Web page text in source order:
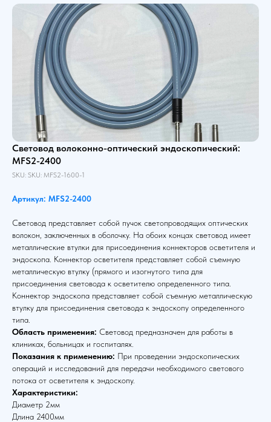
Световод волоконно-оптический эндоскопический:
MFS2-2400
SKU: SKU: MFS2-1600-1
Артикул: MFS2-2400
Световод представляет собой пучок светопроводящих оптических
волокон, заключенных в оболочку. На обоих концах световод имеет
металлические втулки для присоединения коннекторов осветителя и
эндоскопа. Коннектор осветителя представляет собой съемную
металлическую втулку (прямого и изогнутого типа для
присоединения световода к осветителю определенного типа.
Коннектор эндоскопа представляет собой съемную металлическую
втулку для присоединения световода к эндоскопу определенного
типа.
Область применения: Световод предназначен для работы в
клиниках, больницах и госпиталях.
Показания к применению: При проведении эндоскопических
операций и исследований для передачи необходимого светового
потока от осветителя к эндоскопу.
Характеристики:
Диаметр 2мм
Длина 2400мм